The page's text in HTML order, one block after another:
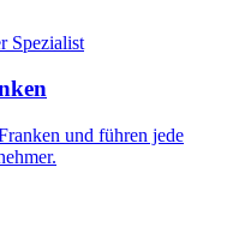
und führen jede